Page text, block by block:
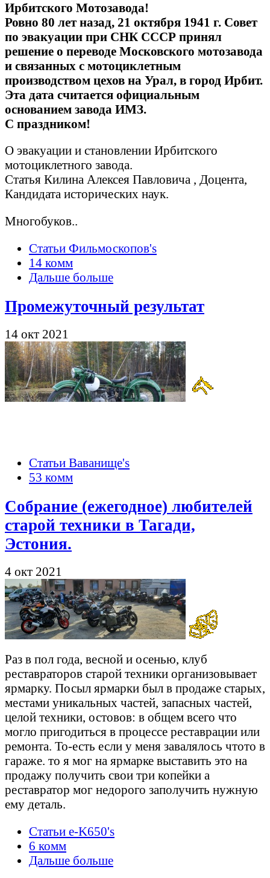
Ирбитского Мотозавода!
Ровно 80 лет назад, 21 октября 1941 г. Совет
по эвакуации при СНК СССР принял
решение о переводе Московского мотозавода
и связанных с мотоциклетным
производством цехов на Урал, в город Ирбит.
Эта дата считается официальным
основанием завода ИМЗ.
С праздником!
О эвакуации и становлении Ирбитского
мотоциклетного завода.
Статья Килина Алексея Павловича , Доцента,
Кандидата исторических наук.
Многобуков..
Статьи Фильмоскопов's
14 комм
Дальше больше
Промежуточный результат
14 окт 2021
Статьи Ваванище's
53 комм
Собрание (ежегодное) любителей
старой техники в Тагади,
Эстония.
4 окт 2021
Раз в пол года, весной и осенью, клуб
реставраторов старой техники организовывает
ярмарку. Посыл ярмарки был в продаже старых,
местами уникальных частей, запасных частей,
целой техники, остовов: в общем всего что
могло пригодиться в процессе реставрации или
ремонта. То-есть если у меня завалялось чтото в
гараже. то я мог на ярмарке выставить это на
продажу получить свои три копейки а
реставратор мог недорого заполучить нужную
ему деталь.
Статьи e-K650's
6 комм
Дальше больше